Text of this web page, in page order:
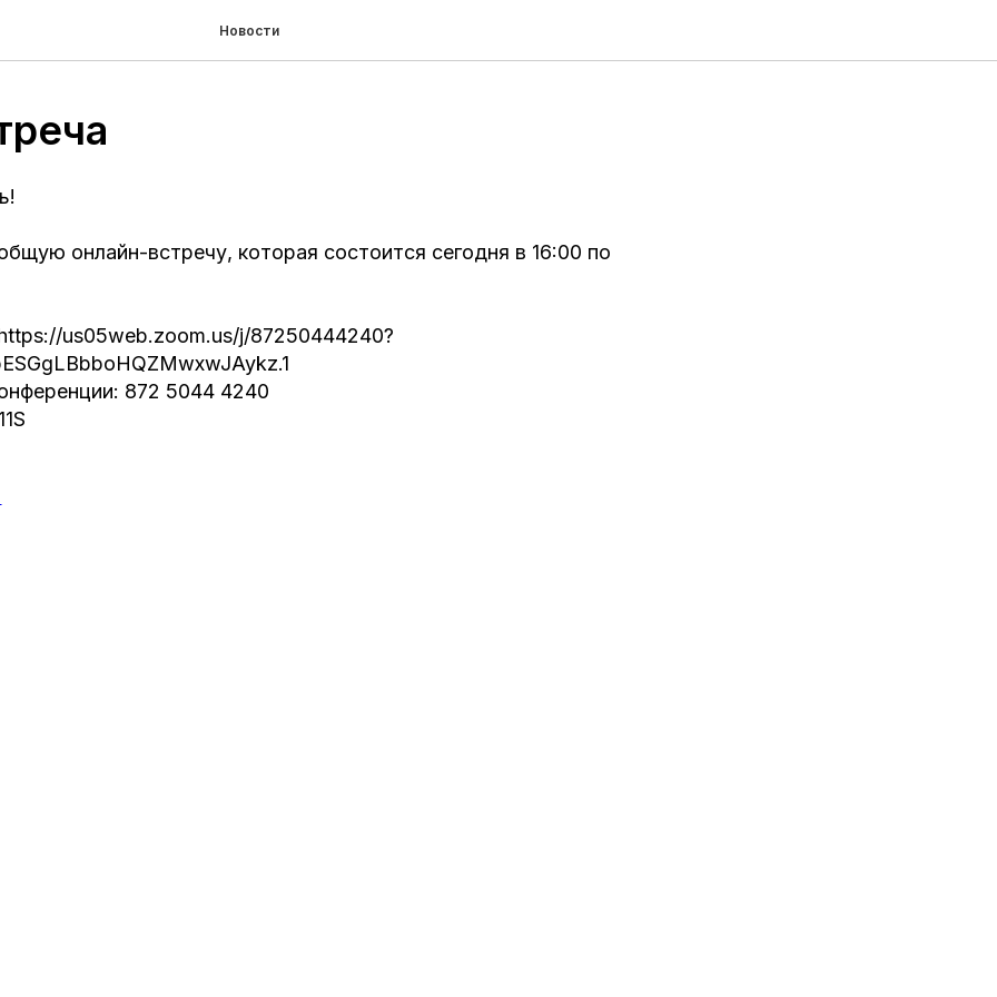
Новости
онлайн-встречу, которая состоится сегодня в 16:00 по
us05web.zoom.us/j/87250444240?
872 5044 4240